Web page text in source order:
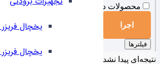
یخچال فریزر
یخچال فریزر
محصولات در فروش ویژه
اجرا
فیلترها
نتیجه‌ای پیدا نشد.